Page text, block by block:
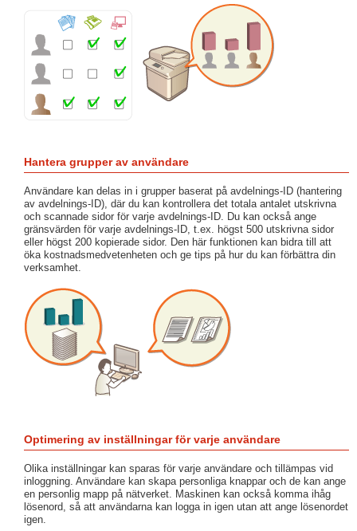
Hantera grupper av användare
Användare kan delas in i grupper baserat på avdelnings-ID (hantering
av avdelnings-ID), där du kan kontrollera det totala antalet utskrivna
och scannade sidor för varje avdelnings-ID. Du kan också ange
gränsvärden för varje avdelnings-ID, t.ex. högst 500 utskrivna sidor
eller högst 200 kopierade sidor. Den här funktionen kan bidra till att
öka kostnadsmedvetenheten och ge tips på hur du kan förbättra din
verksamhet.
Optimering av inställningar för varje användare
Olika inställningar kan sparas för varje användare och tillämpas vid
inloggning. Användare kan skapa personliga knappar och de kan ange
en personlig mapp på nätverket. Maskinen kan också komma ihåg
lösenord, så att användarna kan logga in igen utan att ange lösenordet
igen.